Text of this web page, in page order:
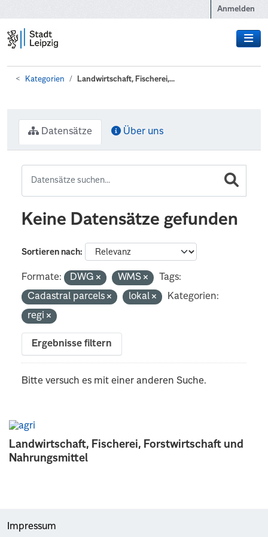
Anmelden
Kategorien Landwirtschaft, Fischerei,...
Landwirtschaft, Fischerei, Forstwirtschaft und
Nahrungsmittel
Datensätze Über uns
Keine Datensätze gefunden
Sortieren nach
Formate: DWG WMS
Tags:
Cadastral parcels
lokal
Kategorien:
regi
Ergebnisse filtern
Bitte versuch es mit einer anderen Suche.
Impressum